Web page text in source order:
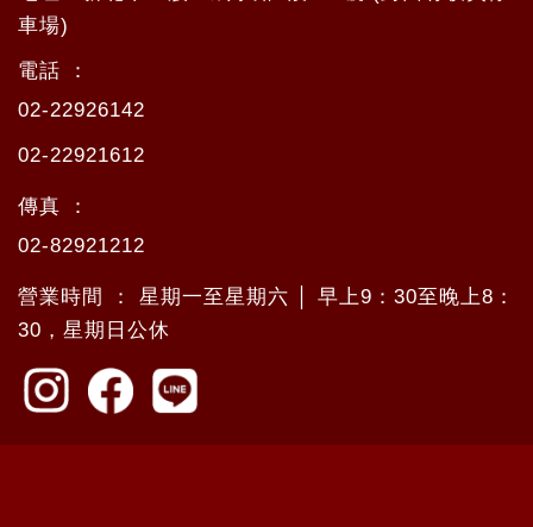
車場)
電話 ：
02-22926142
02-22921612
傳真 ：
02-82921212
營業時間 ： 星期一至星期六 │ 早上9：30至晚上8：
30，星期日公休